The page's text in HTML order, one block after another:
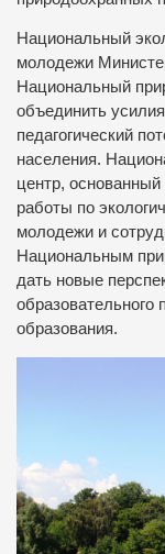
Национальный
молодежи
Национальный
объединить
педагогический
населения.
центр,
работы по
молодежи и
Национальным
дать новые
образовательного
образования.